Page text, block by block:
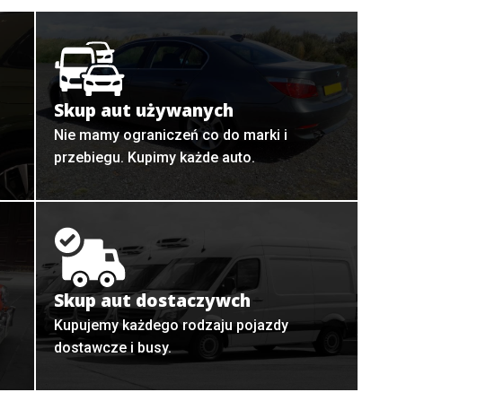
Skup aut używanych
Nie mamy ograniczeń co do marki i
przebiegu. Kupimy każde auto.
Skup aut dostaczywch
Kupujemy każdego rodzaju pojazdy
dostawcze i busy.